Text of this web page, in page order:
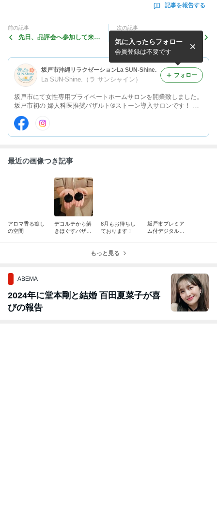
記事を報告する
前の記事
先日、品評会へ参加して来ま
次の記事
温浴×トリートメントで自律
神経SPケア
坂戸市沖縄リラクゼーションLa SUN-Shine.
La SUN-Shine.（ラ サンシャイン）
坂戸市にて女性専用プライベートホームサロンを開業致しました。
坂戸市初の 婦人科医推奨バザルト®ストーン導入サロンです！ リ
気に入ったらフォロー
会員登録は不要です
フォロー
最近の画像つき記事
アロマ香る癒し
の空間
デコルテから解
きほぐすバザル
8月もお待ちし
ております！
坂戸市プレミア
ム付デジタル商
もっと見る
ABEMA
2024年に堂本剛と結婚 百田夏菜子が喜
びの報告